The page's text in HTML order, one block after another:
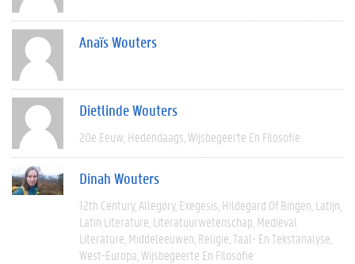
Anaïs Wouters
Dietlinde Wouters
20e Eeuw Hedendaags Wijsbegeerte En Filosofie
Dinah Wouters
12th Century Allegory Exegesis Hildegard Of Bingen Latijn
Latin Literature Literatuurwetenschap Medieval
Literature Middeleeuwen Religie Taal- En Tekstanalyse
West-Europa Wijsbegeerte En Filosofie